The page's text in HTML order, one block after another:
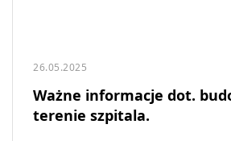
26.05.2025
Ważne informacje dot.
terenie szpitala.